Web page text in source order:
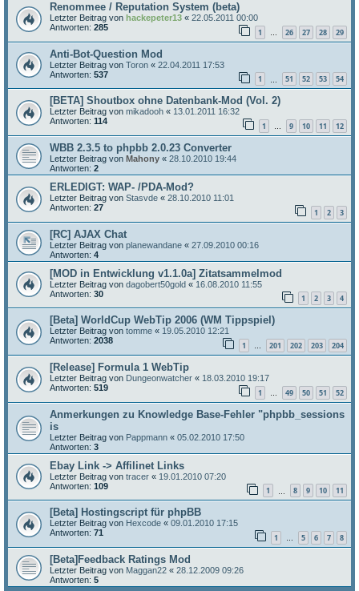
Renommee / Reputation System (beta)
Letzter Beitrag von hackepeter13 « 22.05.2011 00:00
Antworten: 285 1 … 26 27 28 29
Anti-Bot-Question Mod
Letzter Beitrag von Toron « 22.04.2011 17:53
Antworten: 537 1 51 52 53 54
[BETA] Shoutbox ohne Datenbank-Mod (Vol. 2)
Letzter Beitrag von mikadooh « 13.01.2011 16:32
Antworten: 114 1 … 9 10 11 12
WBB 2.3.5 to phpbb 2.0.23 Converter
Letzter Beitrag von Mahony « 28.10.2010 19:44
Antworten: 2
ERLEDIGT: WAP- /PDA-Mod?
Letzter Beitrag von Stasvde « 28.10.2010 11:01
Antworten: 27 1 2 3
[RC] AJAX Chat
Letzter Beitrag von planewandane « 27.09.2010 00:16
Antworten: 4
[MOD in Entwicklung v1.1.0a] Zitatsammelmod
Letzter Beitrag von dagobert50gold « 16.08.2010 11:55
Antworten: 30 1 2 3 4
[Beta] WorldCup WebTip 2006 (WM Tippspiel)
Letzter Beitrag von tomme « 19.05.2010 12:21
Antworten: 2038 1 … 201 202 203 204
[Release] Formula 1 WebTip
Letzter Beitrag von Dungeonwatcher « 18.03.2010 19:17
Antworten: 519 1 49 50 51 52
Anmerkungen zu Knowledge Base-Fehler "phpbb_sessions
is
Letzter Beitrag von Pappmann « 05.02.2010 17:50
Antworten: 3
Ebay Link -> Affilinet Links
Letzter Beitrag von tracer « 19.01.2010 07:20
Antworten: 109 1 8 9 10 11
[Beta] Hostingscript für phpBB
Letzter Beitrag von Hexcode « 09.01.2010 17:15
Antworten: 71 1 … 5 6 7 8
[Beta]Feedback Ratings Mod
Letzter Beitrag von Maggan22 « 28.12.2009 09:26
Antworten: 5